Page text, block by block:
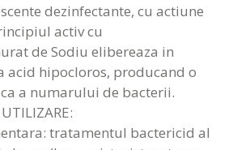
dezinfectante, cu actiune
activ cu
de Sodiu elibereaza in
acid hipocloros, producand o
a numarului de bacterii.
tratamentul bactericid al